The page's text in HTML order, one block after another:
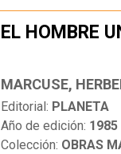
EL HOMBRE
MARCUSE,
Editorial: PLANETA
Año de edición: 1985
Colección: OBRAS